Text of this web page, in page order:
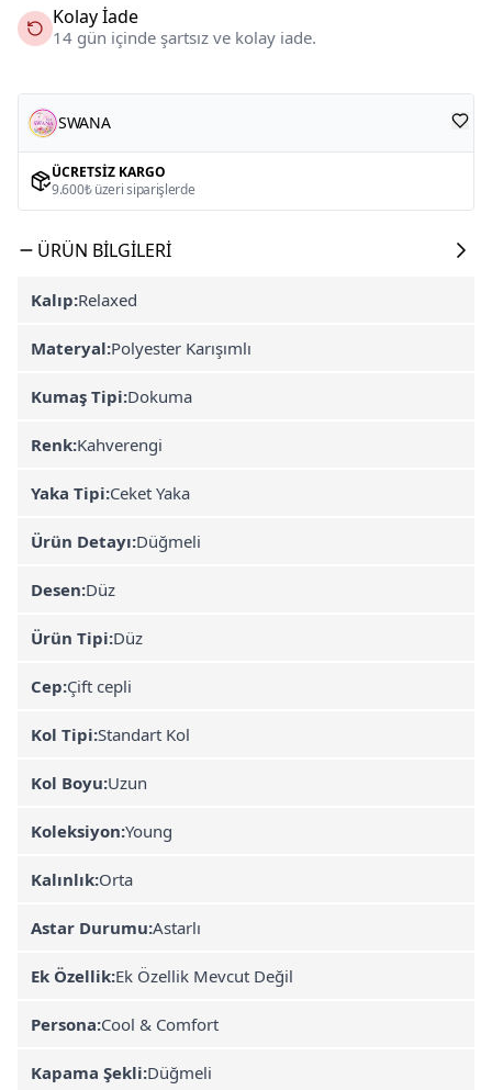
Kolay İade
14 gün içinde şartsız ve kolay iade.
SWANA
ÜCRETSIZ KARGO
9.600₺ üzeri siparişlerde
ÜRÜN BILGILERI
Kalıp:Relaxed
Materyal:Polyester Karışımlı
Kumaş Tipi:Dokuma
Renk:Kahverengi
Yaka Tipi:Ceket Yaka
Ürün Detayı:Düğmeli
Desen:Düz
Ürün Tipi:Düz
Cep:Çift cepli
Kol Tipi:Standart Kol
Kol Boyu:Uzun
Koleksiyon:Young
Kalınlık:Orta
Astar Durumu:Astarlı
Ek Özellik:Ek Özellik Mevcut Değil
Persona:Cool & Comfort
Kapama Şekli:Düğmeli